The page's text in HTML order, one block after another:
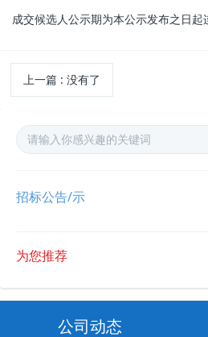
成交候选人公示期为本公示发布之日起
上一篇 : 没有了
招标公告/示
为您推荐
公司动态